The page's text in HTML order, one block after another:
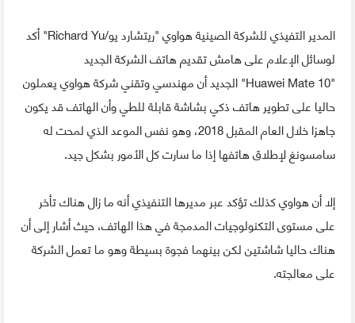
المدير التفيذي للشركة الصينية هواوي "ريتشارد يو/Richard Yu" أكد
لوسائل الإعلام على هامش تقديم هاتف الشركة الجديد
"Huawei Mate 10" الجديد أن مهندسي وتقني شركة هواوي يعملون
حاليا على تطوير هاتف ذكي بشاشة قابلة للطي وأن الهاتف قد يكون
جاهزا خلال العام المقبل 2018، وهو نفس الموعد الذي لمحت له
سامسونغ لإطلاق هاتفها إذا ما سارت كل الأمور بشكل جيد.
إلا أن هواوي كذلك تؤكد عبر مديرها التنفيذي أنه ما زال هناك تأخر
على مستوى التكنولوجيات المدمجة في هذا الهاتف، حيث أشار إلى أن
هناك حاليا شاشتين لكن بينهما فجوة بسيطة وهو ما تعمل الشركة
على معالجته.